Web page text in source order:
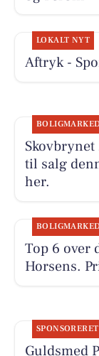
LOKALT NYT
Aftryk -
til salg
her.
Top 6 over
Horsens.
SPONSORERET
Guldsmed